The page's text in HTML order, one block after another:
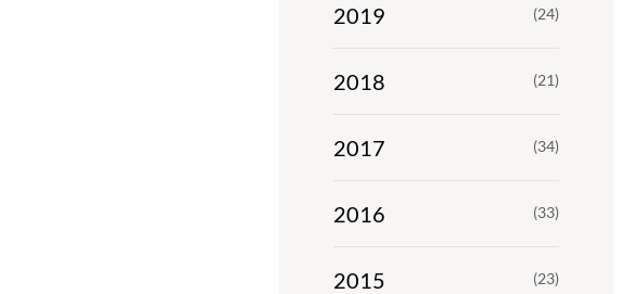
2019 (24)
2018 (21)
2017 (34)
2016 (33)
2015 (23)